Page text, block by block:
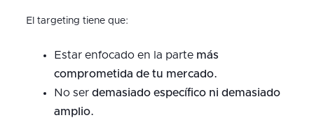
El targeting tiene que:
Estar enfocado en la parte más
comprometida de tu mercado.
No ser demasiado específico ni demasiado
amplio.